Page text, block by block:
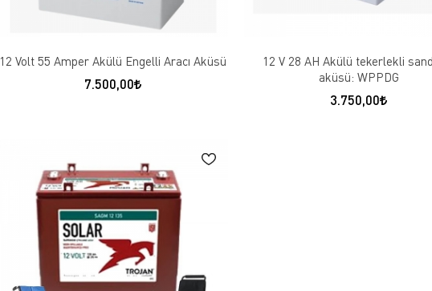
12 Volt 55 Amper Akülü Engelli Aracı Aküsü
7.500,00
12 V 28 AH Akülü tekerlekli
aküsü: WPPDG
3.750,00